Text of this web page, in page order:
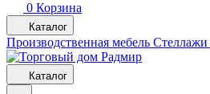
0 Корзина
Каталог
Производственная мебель Cтеллажи
Каталог